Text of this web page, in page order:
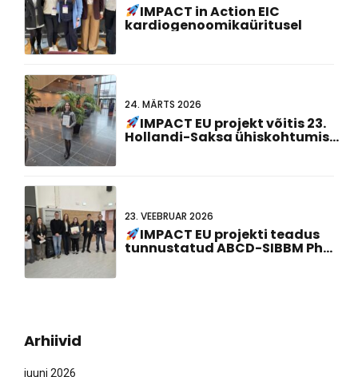
IMPACT in Action EIC
kardiogenoomikaüritusel
24. MÄRTS 2026
IMPACT EU projekt võitis 23.
Hollandi-Saksa ühiskohtumisel
23. VEEBRUAR 2026
IMPACT EU projekti teadus
tunnustatud ABCD-SIBBM PhD
Arhiivid
juuni 2026